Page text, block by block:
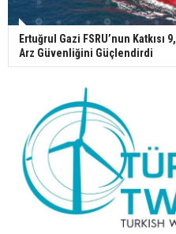
Ertuğrul Gazi FSRU’nun
Arz Güvenliğini Güçlendirdi